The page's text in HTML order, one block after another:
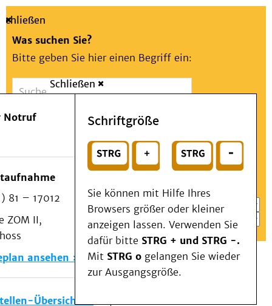
Suche
Schließen
Was suchen Sie?
Bitte geben Sie hier einen Begriff ein:
Suchen
oder
Wählen Sie ein Thema für Ihren Schnelleinstieg
Notfall
Schließen
Notruf
81 – 17012
ZOM II,
ansehen
Übersicht
Schriftgröße
Sie können mit Hilfe Ihres
Browsers größer oder kleiner
anzeigen lassen. Verwenden Sie
dafür bitte STRG + und STRG -.
Mit STRG o gelangen Sie wieder
zur Ausgangsgröße.
Menü
Patienten & Besucher
Kliniken/Institute/Zentren
Als Patient am UKD
Beratung und Unterstützung
Veranstaltungen
Kommunikation im Medizinwesen (KIM)
Notfall
Forschung & Lehre
Die Institute des UKD